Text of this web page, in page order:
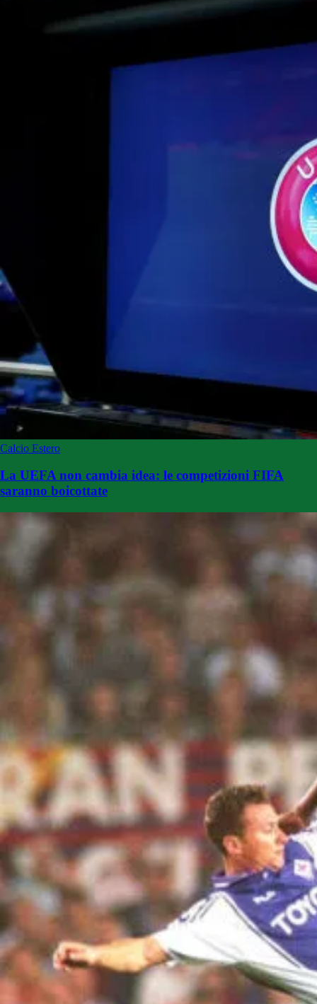
Calcio Estero
La UEFA non cambia idea: le competizioni FIFA
saranno boicottate